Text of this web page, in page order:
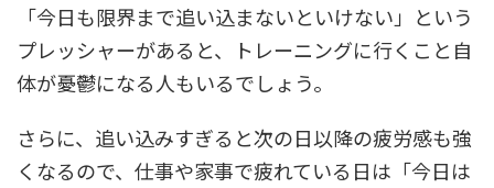
「今日も限界まで追い込まないといけない」という
プレッシャーがあると、トレーニングに行くこと自
体が憂鬱になる人もいるでしょう。
さらに、追い込みすぎると次の日以降の疲労感も強
くなるので、仕事や家事で疲れている日は「今日は